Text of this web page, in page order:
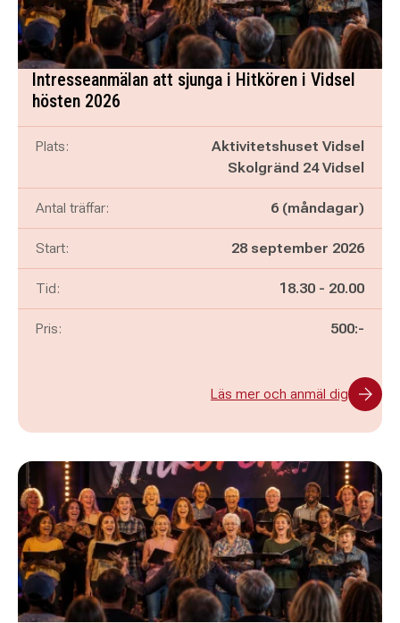
Intresseanmälan att sjunga i Hitkören i Vidsel
hösten 2026
Plats:
Aktivitetshuset Vidsel
Skolgränd 24 Vidsel
Antal träffar: 6 (måndagar)
Start: 28 september 2026
Tid: Pågår mellan
18.30 - och
20.00
Pris: 500:-
Läs mer och anmäl dig